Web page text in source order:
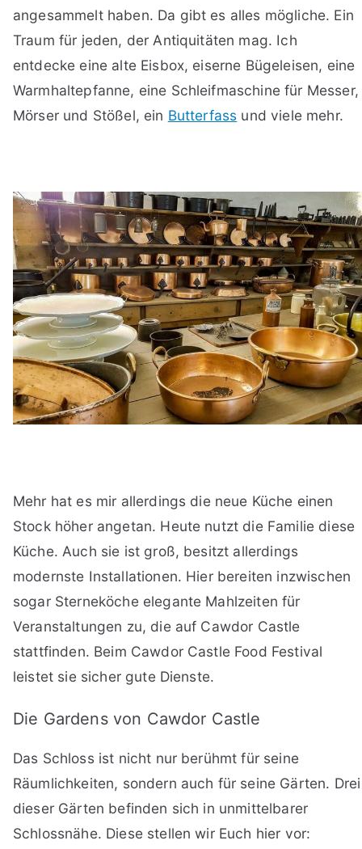
angesammelt haben. Da gibt es alles mögliche. Ein
Traum für jeden, der Antiquitäten mag. Ich
entdecke eine alte Eisbox, eiserne Bügeleisen, eine
Warmhaltepfanne, eine Schleifmaschine für Messer,
Mörser und Stößel, ein Butterfass und viele mehr.
Mehr hat es mir allerdings die neue Küche einen
Stock höher angetan. Heute nutzt die Familie diese
Küche. Auch sie ist groß, besitzt allerdings
modernste Installationen. Hier bereiten inzwischen
sogar Sterneköche elegante Mahlzeiten für
Veranstaltungen zu, die auf Cawdor Castle
stattfinden. Beim Cawdor Castle Food Festival
leistet sie sicher gute Dienste.
Die Gardens von Cawdor Castle
Das Schloss ist nicht nur berühmt für seine
Räumlichkeiten, sondern auch für seine Gärten. Drei
dieser Gärten befinden sich in unmittelbarer
Schlossnähe. Diese stellen wir Euch hier vor: